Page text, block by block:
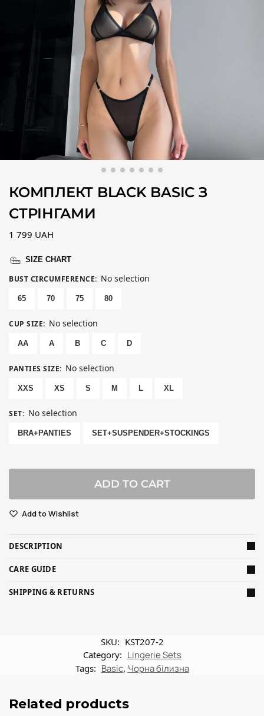
КОМПЛЕКТ BLACK BASIC З
СТРІНГАМИ
1 799 UAH
SIZE CHART
BUST CIRCUMFERENCE: No selection
65 70 75 80
CUP SIZE: No selection
AA A B C D
PANTIES SIZE: No selection
XXS XS S M L XL
SET: No selection
BRA+PANTIES SET+SUSPENDER+STOCKINGS
ADD TO CART
Add to Wishlist
DESCRIPTION
CARE GUIDE
SHIPPING & RETURNS
SKU: KST207-2
Category: Lingerie Sets
Tags: Basic, Чорна білизна
Related products